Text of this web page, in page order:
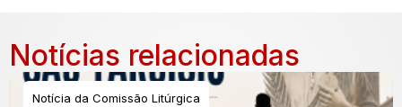
Notícias relacionadas
Notícia da Comissão Litúrgica